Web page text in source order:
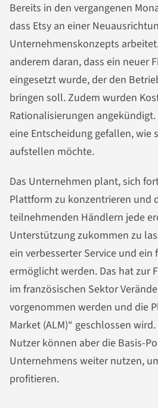
Bereits in den vergangenen
dass Etsy an einer
Unternehmenskonzepts
anderem daran, dass ein neuer
eingesetzt wurde, der den
bringen soll. Zudem wurden
Rationalisierungen
eine Entscheidung gefallen, wie
aufstellen möchte.
Das Unternehmen plant, sich
Plattform zu konzentrieren und
teilnehmenden Händlern jede
Unterstützung zukommen zu
ein verbesserter Service und
ermöglicht werden. Das hat zur
im französischen Sektor
vorgenommen werden und die
Market (ALM)“ geschlossen
Nutzer können aber die Basis-
Unternehmens weiter nutzen,
profitieren.